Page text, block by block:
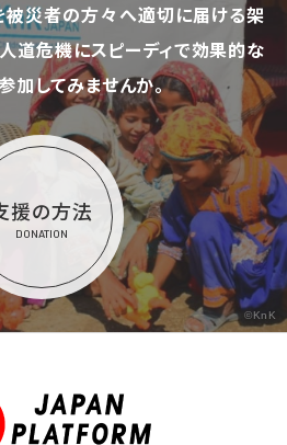
災者の方々へ適切に届ける架
道危機にスピーディで効果的な
加してみませんか。
援の方法
DONATION
©KnK